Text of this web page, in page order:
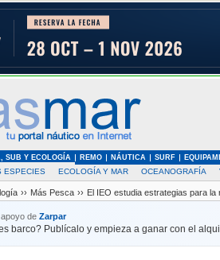
SUB Y ECOLOGÍA REMO NÁUTICA SURF
ESPECIES ECOLOGÍA Y MAR OCEANOGRAFÍA
›› Más Pesca ›› El IEO estudia estrategias para
de Zarpar
barco? Publícalo y empieza a ganar con el